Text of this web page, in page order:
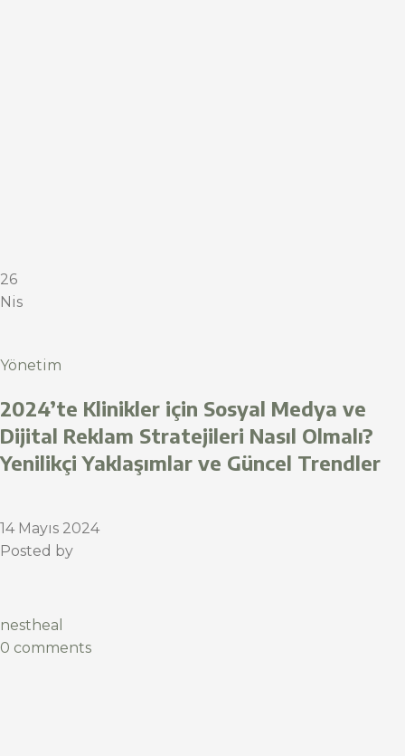
26
Nis
Yönetim
2024’te Klinikler için Sosyal Medya ve
Dijital Reklam Stratejileri Nasıl Olmalı?
Yenilikçi Yaklaşımlar ve Güncel Trendler
14 Mayıs 2024
Posted by
nestheal
0 comments